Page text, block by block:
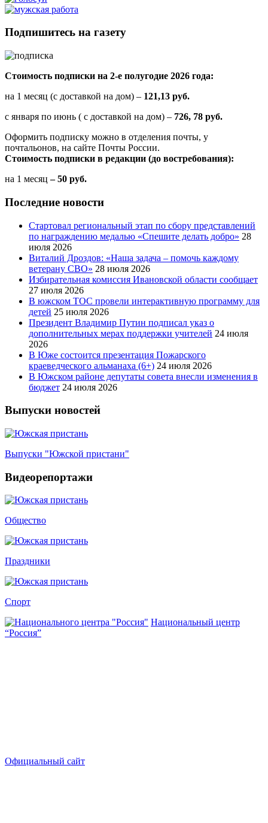
Подпишитесь на газету
Стоимость подписки на 2-е полугодие 2026 года:
на 1 месяц (с доставкой на дом) – 121,13 руб.
с января по июнь ( с доставкой на дом) – 726, 78 руб.
Оформить подписку можно в отделения почты, у
почтальонов, на сайте Почты России.
Стоимость подписки в редакции (до востребования):
на 1 месяц – 50 руб.
Последние новости
Стартовал региональный этап по сбору представлений
по награждению медалью «Спешите делать добро» 28
июля 2026
Виталий Дроздов: «Наша задача – помочь каждому
ветерану СВО» 28 июля 2026
Избирательная комиссия Ивановской области сообщает
27 июля 2026
В южском ТОС провели интерактивную программу для
детей 25 июля 2026
Президент Владимир Путин подписал указ о
дополнительных мерах поддержки учителей 24 июля
2026
В Юже состоится презентация Пожарского
краеведческого альманаха (6+) 24 июля 2026
В Южском районе депутаты совета внесли изменения в
бюджет 24 июля 2026
Выпуски новостей
Выпуски "Южской пристани"
Видеорепортажи
Общество
Праздники
Спорт
Национальный центр
“Россия”
Официальный сайт